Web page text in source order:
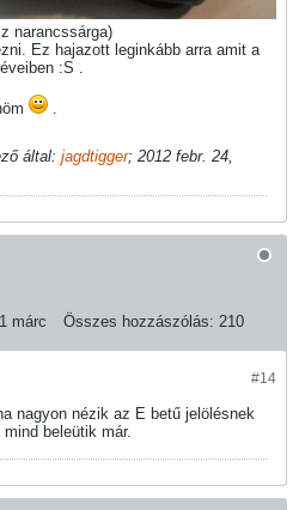
narancssárga)
Ez hajazott leginkább arra amit a
:S .
.
által: jagdtigger; 2012 febr. 24,
márc Összes hozzászólás: 210
#14
nagyon nézik az E betű jelölésnek
beleütik már.